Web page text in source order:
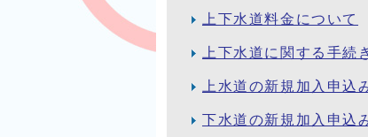
上下水道料金について
上下水道に関する手続
上水道の新規加入申込
下水道の新規加入申込